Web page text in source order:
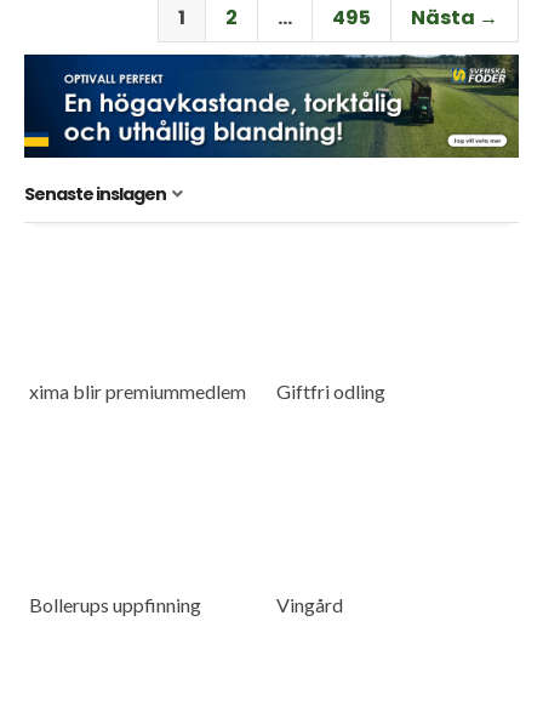
tankar kan...
1 2 … 495 Nästa →
Senaste inslagen
xima blir premiummedlem Giftfri odling
Bollerups uppfinning Vingård